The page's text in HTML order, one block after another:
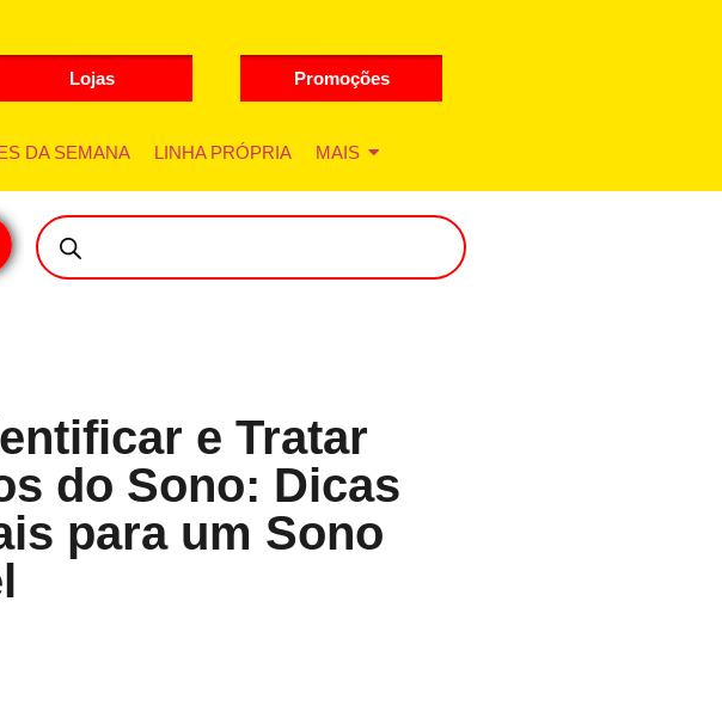
Lojas Promoções
DA SEMANA LINHA PRÓPRIA MAIS
e Tratar
do Sono: Dicas
para um Sono